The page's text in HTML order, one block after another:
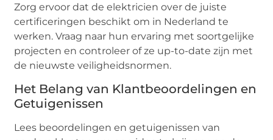
Zorg ervoor dat de elektricien over de juiste
certificeringen beschikt om in Nederland te
werken. Vraag naar hun ervaring met soortgelijke
projecten en controleer of ze up-to-date zijn met
de nieuwste veiligheidsnormen.
Het Belang van Klantbeoordelingen en
Getuigenissen
Lees beoordelingen en getuigenissen van